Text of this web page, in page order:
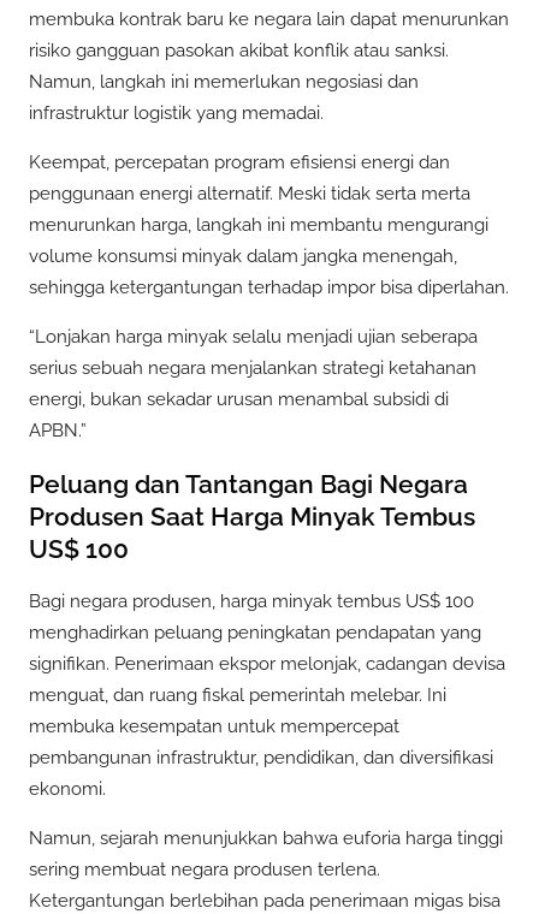
membuka kontrak baru ke negara lain dapat menurunkan
risiko gangguan pasokan akibat konflik atau sanksi.
Namun, langkah ini memerlukan negosiasi dan
infrastruktur logistik yang memadai.
Keempat, percepatan program efisiensi energi dan
penggunaan energi alternatif. Meski tidak serta merta
menurunkan harga, langkah ini membantu mengurangi
volume konsumsi minyak dalam jangka menengah,
sehingga ketergantungan terhadap impor bisa diperlahan.
“Lonjakan harga minyak selalu menjadi ujian seberapa
serius sebuah negara menjalankan strategi ketahanan
energi, bukan sekadar urusan menambal subsidi di
APBN.”
Peluang dan Tantangan Bagi Negara
Produsen Saat Harga Minyak Tembus
US$ 100
Bagi negara produsen, harga minyak tembus US$ 100
menghadirkan peluang peningkatan pendapatan yang
signifikan. Penerimaan ekspor melonjak, cadangan devisa
menguat, dan ruang fiskal pemerintah melebar. Ini
membuka kesempatan untuk mempercepat
pembangunan infrastruktur, pendidikan, dan diversifikasi
ekonomi.
Namun, sejarah menunjukkan bahwa euforia harga tinggi
sering membuat negara produsen terlena.
Ketergantungan berlebihan pada penerimaan migas bisa